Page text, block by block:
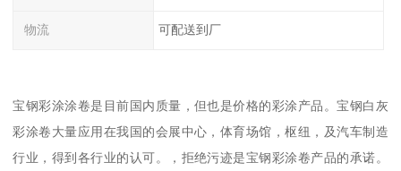
物流 可配送到厂
宝钢彩涂涂卷是目前国内质量，但也是价格的彩涂产品。宝钢白灰
彩涂卷大量应用在我国的会展中心，体育场馆，枢纽，及汽车制造
行业，得到各行业的认可。，拒绝污迹是宝钢彩涂卷产品的承诺。